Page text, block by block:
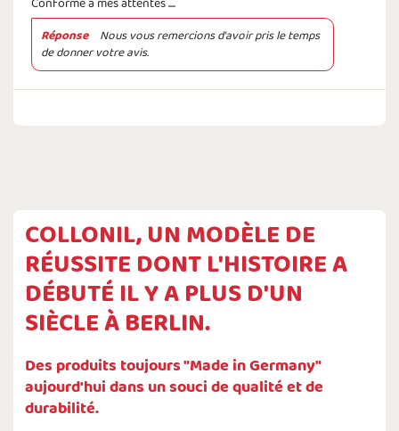
Réponse Nous vous remercions d'avoir pris le temps
de donner votre avis.
COLLONIL, UN MODÈLE DE
RÉUSSITE DONT L'HISTOIRE A
DÉBUTÉ IL Y A PLUS D'UN
SIÈCLE À BERLIN.
Des produits toujours "Made in Germany"
aujourd'hui dans un souci de qualité et de
durabilité.